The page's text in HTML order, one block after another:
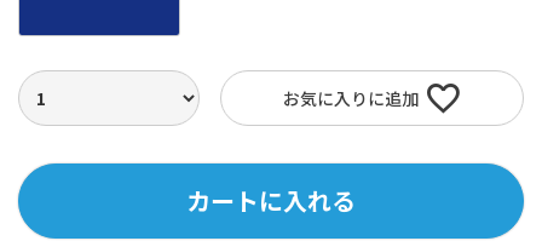
お気に入りに追加
カートに入れる